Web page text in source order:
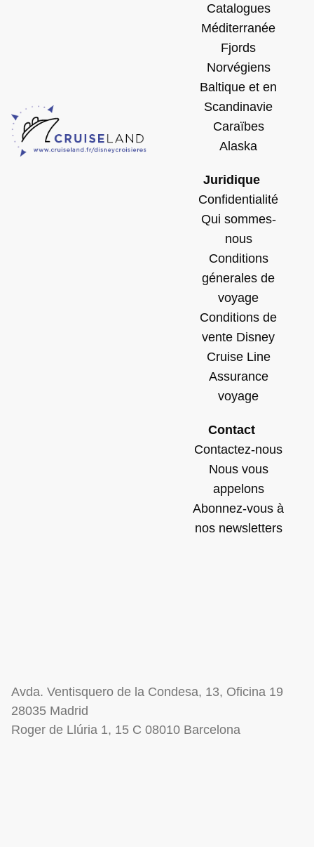
Catalogues
Méditerranée
Fjords
Norvégiens
Baltique et en
Scandinavie
Caraïbes
Alaska
Juridique
Confidentialité
Qui sommes-
nous
Conditions
génerales de
voyage
Conditions de
vente Disney
Cruise Line
Assurance
voyage
Contact
Contactez-nous
Nous vous
appelons
Abonnez-vous à
nos newsletters
Avda. Ventisquero de la Condesa, 13, Oficina 19
28035 Madrid
Roger de Llúria 1, 15 C 08010 Barcelona